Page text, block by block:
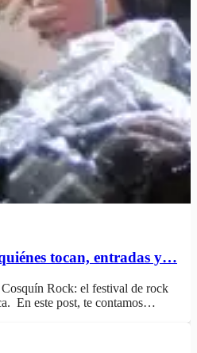
tocan, entradas y…
Rock: el festival de rock
En este post, te contamos…